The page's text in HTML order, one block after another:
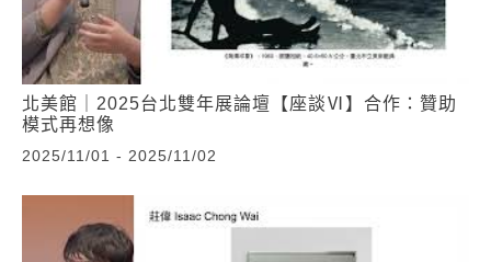
北美館｜2025台北雙年展論壇【座談Ⅵ】合作：贊助
模式再想像
2025/11/01 - 2025/11/02